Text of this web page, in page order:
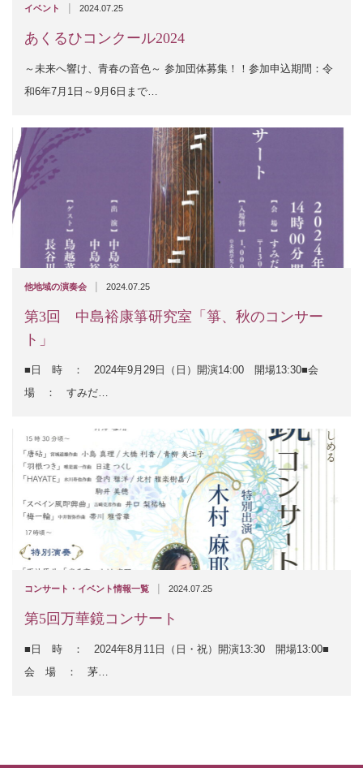
イベント | 2024.07.25
あくるひコンクール2024
～未来へ響け、青春の音色～ 参加団体募集！！参加申込期間：令
和6年7月1日～9月6日まで…
他地域の演奏会 | 2024.07.25
第3回 中島裕康箏研究室「箏、秋のコンサー
ト」
■日 時 ： 2024年9月29日（日）開演14:00 開場13:30■会
場 ： すみだ…
コンサート・イベント情報一覧 | 2024.07.25
第5回万華鏡コンサート
■日 時 ： 2024年8月11日（日・祝）開演13:30 開場13:00■
会 場 ： 茅…